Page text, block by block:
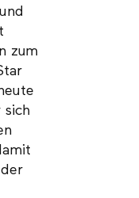
zum
sich